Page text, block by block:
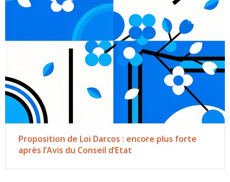
Proposition de Loi Darcos : encore plus forte
après l’Avis du Conseil d’Etat